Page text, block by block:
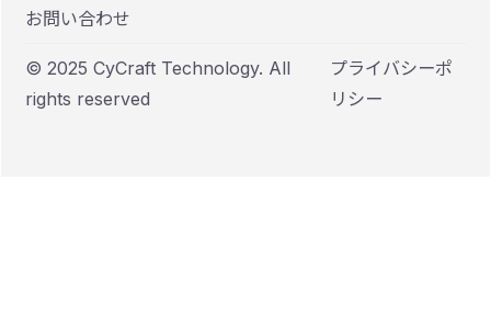
お問い合わせ
© 2025 CyCraft Technology. All
rights reserved
プライバシーポ
リシー